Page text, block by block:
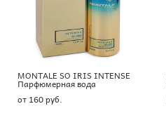
MONTALE SO IRIS INTENSE
Парфюмерная вода
от 160 pуб.